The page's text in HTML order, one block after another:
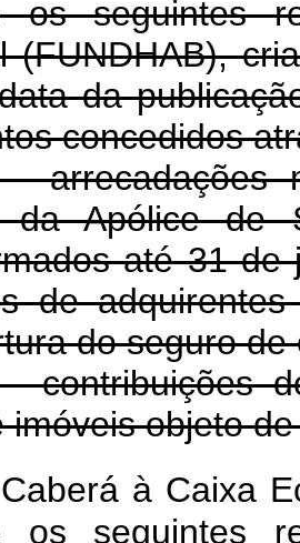
os seguintes
(FUNDHAB),
da
concedidos
da Apólice de
até 31
de
do seguro de
dos
imóveis objeto
à Caixa
os seguintes